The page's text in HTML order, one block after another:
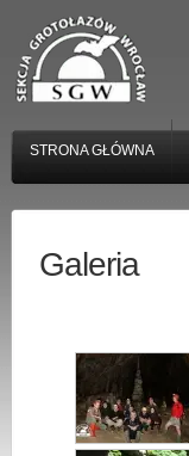
STRONA GŁÓWNA
Galeria